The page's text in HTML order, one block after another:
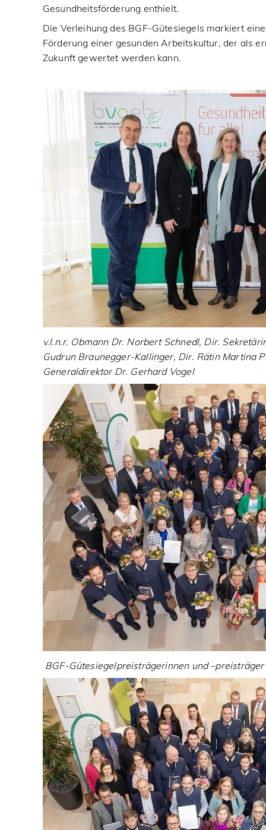
Gesundheitsförderung enthielt.
Die Verleihung des BGF-Gütesiegels markiert
Förderung einer gesunden Arbeitskultur, der als
Zukunft gewertet werden kann.
v.l.n.r. Obmann Dr. Norbert Schnedl, Dir.
Gudrun Braunegger-Kallinger, Dir. Rätin Martina
Generaldirektor Dr. Gerhard Vogel
BGF-Gütesiegelpreisträgerinnen und